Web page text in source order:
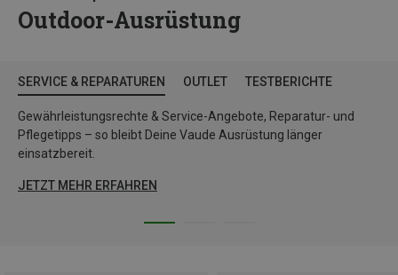
Outdoor-Ausrüstung
SERVICE & REPARATUREN OUTLET TESTBERICHTE
Gewährleistungsrechte & Service-Angebote, Reparatur- und
Pflegetipps – so bleibt Deine Vaude Ausrüstung länger
einsatzbereit.
JETZT MEHR ERFAHREN